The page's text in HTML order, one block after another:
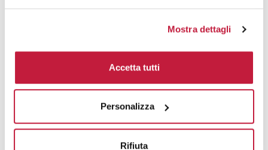
Mostra dettagli
Accetta tutti
Personalizza
Rifiuta